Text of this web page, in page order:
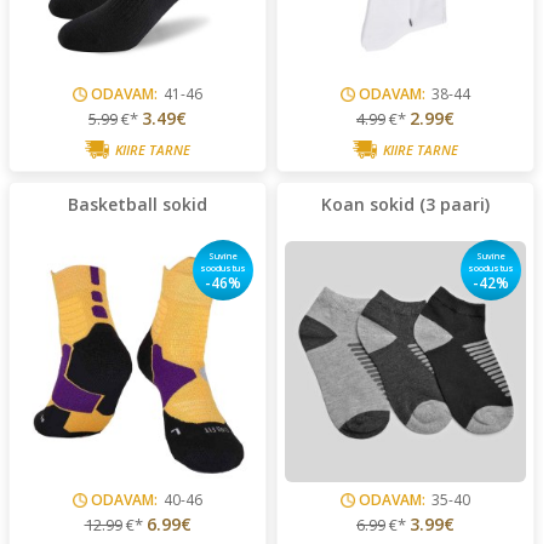
ODAVAM: 41-46
5.99€* 3.49€
KIIRE TARNE
ODAVAM: 38-44
4.99€* 2.99€
KIIRE TARNE
Basketball sokid
Suvine
soodustus
-46%
ODAVAM: 40-46
12.99€* 6.99€
Koan sokid (3 paari)
Suvine
soodustus
-42%
ODAVAM: 35-40
6.99€* 3.99€